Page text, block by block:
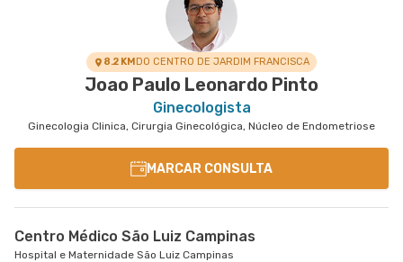
8.2 KMDO CENTRO DE JARDIM FRANCISCA
Joao Paulo Leonardo Pinto
Ginecologista
Ginecologia Clinica, Cirurgia Ginecológica, Núcleo de Endometriose
MARCAR CONSULTA
Centro Médico São Luiz Campinas
Hospital e Maternidade São Luiz Campinas